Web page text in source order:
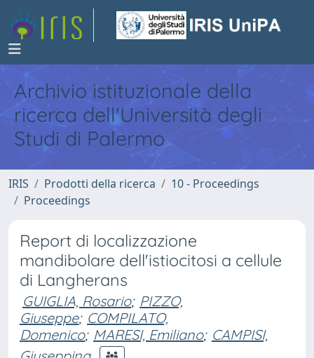
Archivio istituzionale della
ricerca dell'Università degli
Studi di Palermo
IRIS Prodotti della ricerca
10 - Proceedings
Proceedings
Report di localizzazione
mandibolare dell'istiocitosi a cellule
di Langherans
GUIGLIA, Rosario; PIZZO,
Giuseppe; COMPILATO,
Domenico; MARESI, Emiliano; CAMPISI,